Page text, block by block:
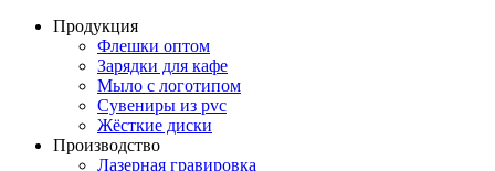
Продукция
Флешки оптом
Зарядки для кафе
Мыло с логотипом
Сувениры из pvc
Жёсткие диски
Производство
Лазерная гравировка